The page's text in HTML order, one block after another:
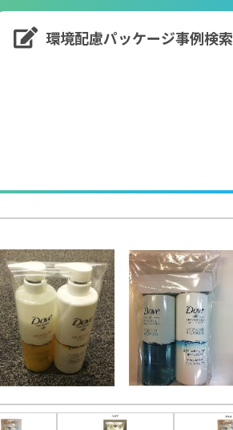
環境配慮パッケージ事例検索